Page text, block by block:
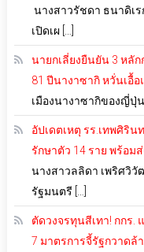
นางสาวรัชดา ธนาดิเ
เปิดเผ […]
นายกเลี่ยงยืนยัน 3 หลั
81 ปีนางาซากิ หวั่นเอื้
เมืองนางาซากิของญี่ปุ่
อัปเดตเหตุ รร.เทพศิริน
รักษาตัว 14 ราย พร้อม
นางสาวลลิดา เพริศวิ
รัฐมนตรี […]
ตัดวงจรทุนสีเทา! กกร
7 มาตรการจี้รัฐกวาดล้